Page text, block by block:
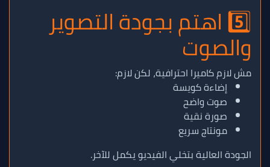
5️⃣ اهتم بجودة التصوير
والصوت
مش لازم كاميرا احترافية، لكن لازم:
إضاءة كويسة
صوت واضح
صورة نقية
مونتاج سريع
الجودة العالية بتخلي الفيديو يكمل للآخر.